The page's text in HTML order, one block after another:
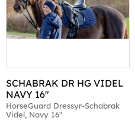
SCHABRAK DR HG VIDEL
NAVY 16"
HorseGuard Dressyr-Schabrak
Videl, Navy 16"